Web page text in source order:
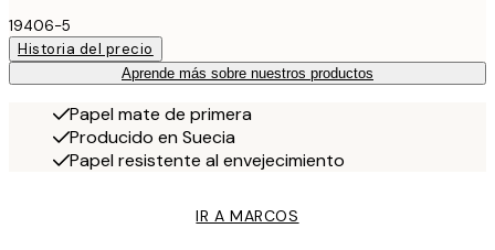
19406-5
Historia del precio
Aprende más sobre nuestros productos
Papel mate de primera
Producido en Suecia
Papel resistente al envejecimiento
IR A MARCOS